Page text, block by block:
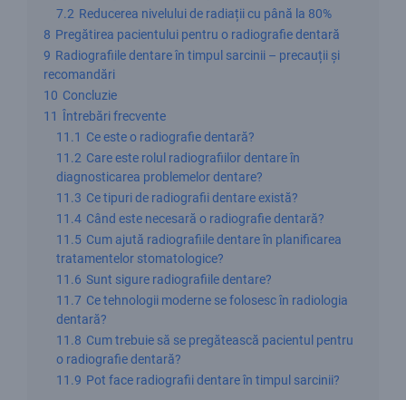
7.2 Reducerea nivelului de radiații cu până la 80%
8 Pregătirea pacientului pentru o radiografie dentară
9 Radiografiile dentare în timpul sarcinii – precauții și
recomandări
10 Concluzie
11 Întrebări frecvente
11.1 Ce este o radiografie dentară?
11.2 Care este rolul radiografiilor dentare în
diagnosticarea problemelor dentare?
11.3 Ce tipuri de radiografii dentare există?
11.4 Când este necesară o radiografie dentară?
11.5 Cum ajută radiografiile dentare în planificarea
tratamentelor stomatologice?
11.6 Sunt sigure radiografiile dentare?
11.7 Ce tehnologii moderne se folosesc în radiologia
dentară?
11.8 Cum trebuie să se pregătească pacientul pentru
o radiografie dentară?
11.9 Pot face radiografii dentare în timpul sarcinii?